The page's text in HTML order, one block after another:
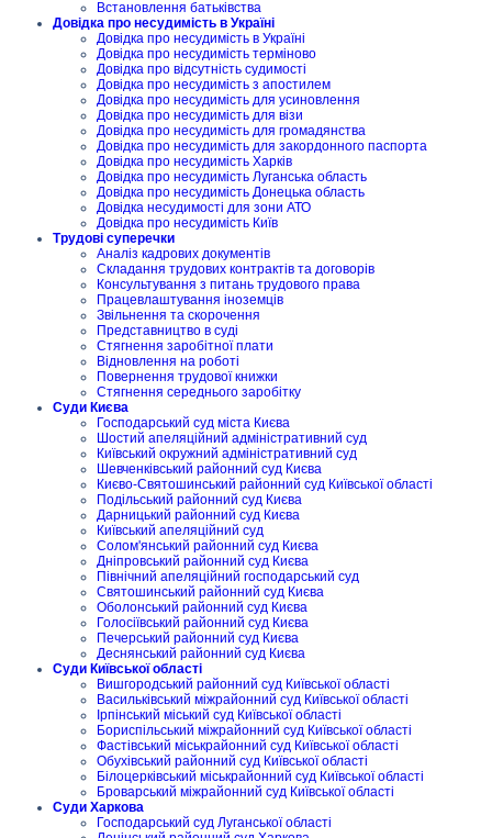
Встановлення батьківства
Довідка про несудимість в Україні
Довідка про несудимість в Україні
Довідка про несудимість терміново
Довідка про відсутність судимості
Довідка про несудимість з апостилем
Довідка про несудимість для усиновлення
Довідка про несудимість для візи
Довідка про несудимість для громадянства
Довідка про несудимість для закордонного паспорта
Довідка про несудимість Харків
Довідка про несудимість Луганська область
Довідка про несудимість Донецька область
Довідка несудимості для зони АТО
Довідка про несудимість Київ
Трудові суперечки
Аналіз кадрових документів
Складання трудових контрактів та договорів
Консультування з питань трудового права
Працевлаштування іноземців
Звільнення та скорочення
Представництво в суді
Стягнення заробітної плати
Відновлення на роботі
Повернення трудової книжки
Стягнення середнього заробітку
Суди Києва
Господарський суд міста Києва
Шостий апеляційний адміністративний суд
Київський окружний адміністративний суд
Шевченківський районний суд Києва
Києво-Святошинський районний суд Київської області
Подільський районний суд Києва
Дарницький районний суд Києва
Київський апеляційний суд
Солом'янський районний суд Києва
Дніпровський районний суд Києва
Північний апеляційний господарський суд
Святошинський районний суд Києва
Оболонський районний суд Києва
Голосіївський районний суд Києва
Печерський районний суд Києва
Деснянський районний суд Києва
Суди Київської області
Вишгородський районний суд Київської області
Васильківський міжрайонний суд Київської області
Ірпінський міський суд Київської області
Бориспільський міжрайонний суд Київської області
Фастівський міськрайонний суд Київської області
Обухівський районний суд Київської області
Білоцерківський міськрайонний суд Київської області
Броварський міжрайонний суд Київської області
Суди Харкова
Господарський суд Луганської області